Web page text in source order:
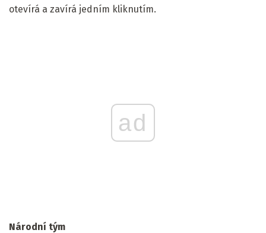
otevírá a zavírá jedním kliknutím.
ad
Národní tým